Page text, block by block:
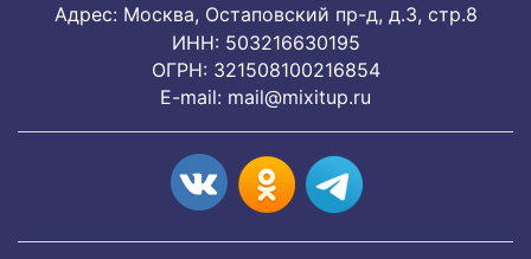
Адрес: Москва, Остаповский пр-д, д.3, стр.8
ИНН: 503216630195
ОГРН: 321508100216854
E-mail: mail@mixitup.ru